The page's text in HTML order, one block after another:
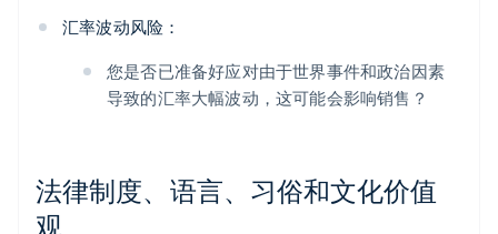
汇率波动风险：
您是否已准备好应对由于世界事件和政治因素
导致的汇率大幅波动，这可能会影响销售？
法律制度、语言、习俗和文化价值
观